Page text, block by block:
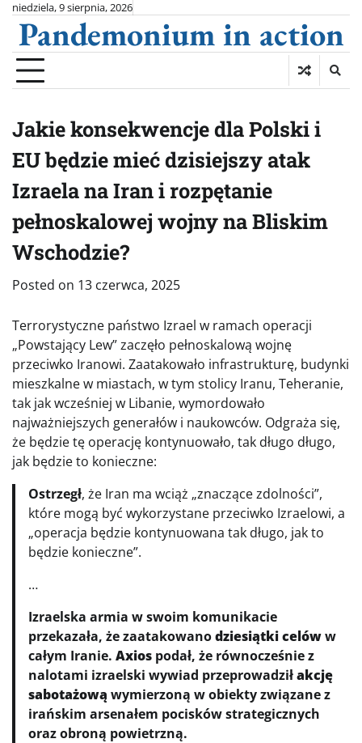
Skip
content
niedziela, 9 sierpnia, 2026
Pandemonium in action
Jakie konsekwencje dla Polski i
EU będzie mieć dzisiejszy atak
Izraela na Iran i rozpętanie
pełnoskalowej wojny na Bliskim
Wschodzie?
Posted on 13 czerwca, 2025
Terrorystyczne państwo Izrael w ramach operacji
„Powstający Lew” zaczęło pełnoskalową wojnę
przeciwko Iranowi. Zaatakowało infrastrukturę, budynki
mieszkalne w miastach, w tym stolicy Iranu, Teheranie,
tak jak wcześniej w Libanie, wymordowało
najważniejszych generałów i naukowców. Odgraża się,
że będzie tę operację kontynuowało, tak długo długo,
jak będzie to konieczne:
Ostrzegł, że Iran ma wciąż „znaczące zdolności”,
które mogą być wykorzystane przeciwko Izraelowi, a
„operacja będzie kontynuowana tak długo, jak to
będzie konieczne”.
…
Izraelska armia w swoim komunikacie
przekazała, że zaatakowanodziesiątki celóww
całym Iranie. Axios podał, że równocześnie z
nalotami izraelski wywiad przeprowadziłakcję
sabotażową wymierzoną w obiekty związane z
irańskim arsenałem pocisków strategicznych
oraz obroną powietrzną.